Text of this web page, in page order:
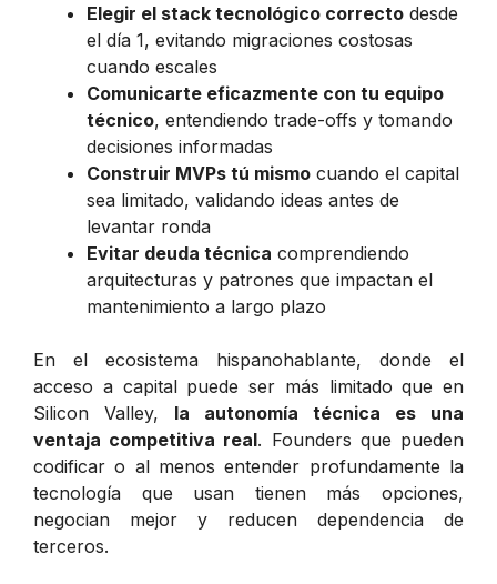
Elegir el stack tecnológico correcto desde
el día 1, evitando migraciones costosas
cuando escales
Comunicarte eficazmente con tu equipo
técnico, entendiendo trade-offs y tomando
decisiones informadas
Construir MVPs tú mismo cuando el capital
sea limitado, validando ideas antes de
levantar ronda
Evitar deuda técnica comprendiendo
arquitecturas y patrones que impactan el
mantenimiento a largo plazo
En el ecosistema hispanohablante, donde el
acceso a capital puede ser más limitado que en
Silicon Valley, la autonomía técnica es una
ventaja competitiva real. Founders que pueden
codificar o al menos entender profundamente la
tecnología que usan tienen más opciones,
negocian mejor y reducen dependencia de
terceros.